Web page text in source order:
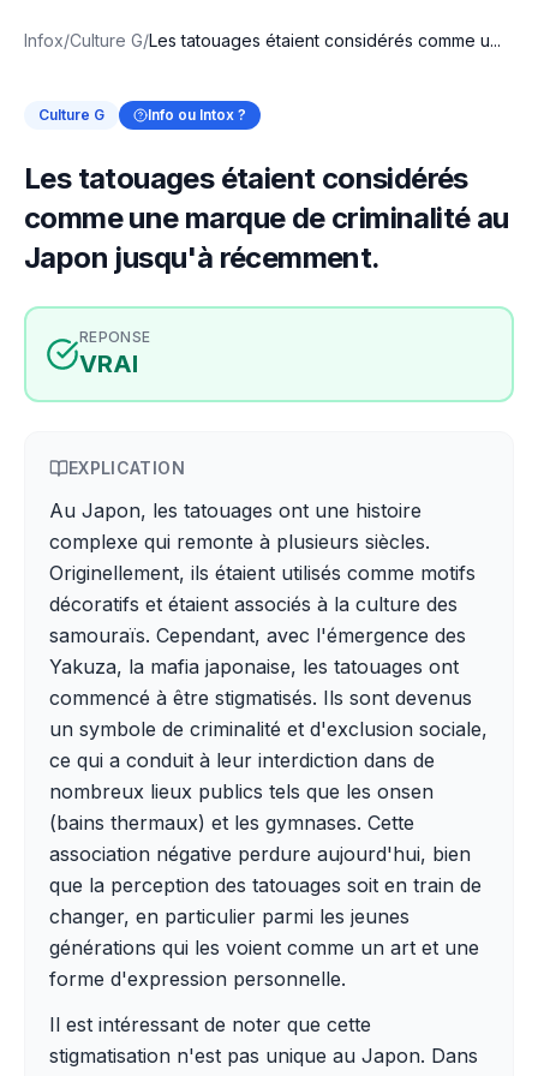
Infox/Culture G/Les tatouages étaient considérés comme u...
Culture G Info ou Intox ?
Les tatouages étaient considérés
comme une marque de criminalité au
Japon jusqu'à récemment.
REPONSE
VRAI
EXPLICATION
Au Japon, les tatouages ont une histoire
complexe qui remonte à plusieurs siècles.
Originellement, ils étaient utilisés comme motifs
décoratifs et étaient associés à la culture des
samouraïs. Cependant, avec l'émergence des
Yakuza, la mafia japonaise, les tatouages ont
commencé à être stigmatisés. Ils sont devenus
un symbole de criminalité et d'exclusion sociale,
ce qui a conduit à leur interdiction dans de
nombreux lieux publics tels que les onsen
(bains thermaux) et les gymnases. Cette
association négative perdure aujourd'hui, bien
que la perception des tatouages soit en train de
changer, en particulier parmi les jeunes
générations qui les voient comme un art et une
forme d'expression personnelle.
Il est intéressant de noter que cette
stigmatisation n'est pas unique au Japon. Dans